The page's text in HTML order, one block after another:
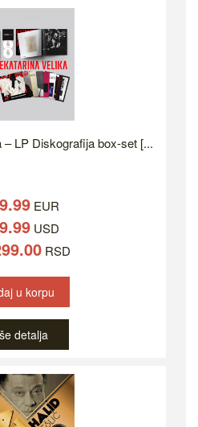
– LP Diskografija box-set [...
EUR
USD
RSD
u korpu
detalja